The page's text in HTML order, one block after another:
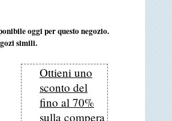
oggi per questo negozio.
simili.
Ottieni uno
sconto del
fino al 70%
sulla compera